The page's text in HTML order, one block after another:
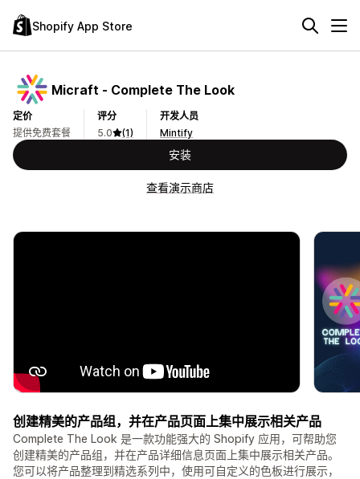
Shopify App Store
Micraft ‑ Complete The Look
定价
提供免费套餐
评分
5.0
(1)
开发人员
Mintify
安装
查看演示商店
创建精美的产品组，并在产品页面上集中展示相关产品
Complete The Look 是一款功能强大的 Shopify 应用，可帮助您
创建精美的产品组，并在产品详细信息页面上集中展示相关产品。
您可以将产品整理到精选系列中，使用可自定义的色板进行展示，